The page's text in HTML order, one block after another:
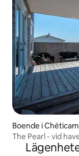
Boende i
The Pearl - vid